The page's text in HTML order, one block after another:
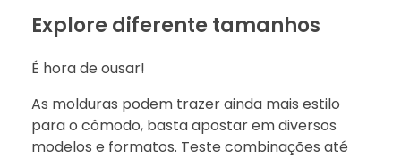
Explore diferente tamanhos
É hora de ousar!
As molduras podem trazer ainda mais estilo
para o cômodo, basta apostar em diversos
modelos e formatos. Teste combinações até